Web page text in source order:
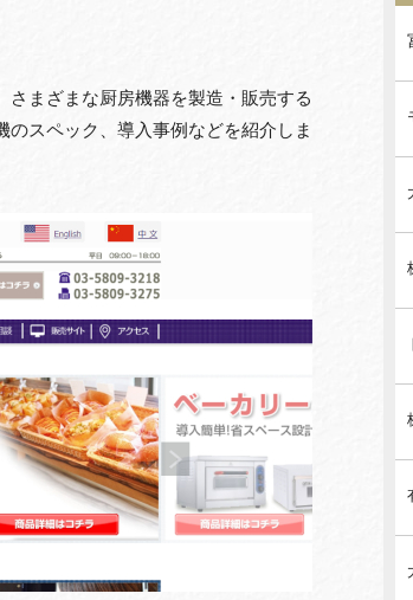
まざまな厨房機器を製造・販売する
スペック、導入事例などを紹介しま